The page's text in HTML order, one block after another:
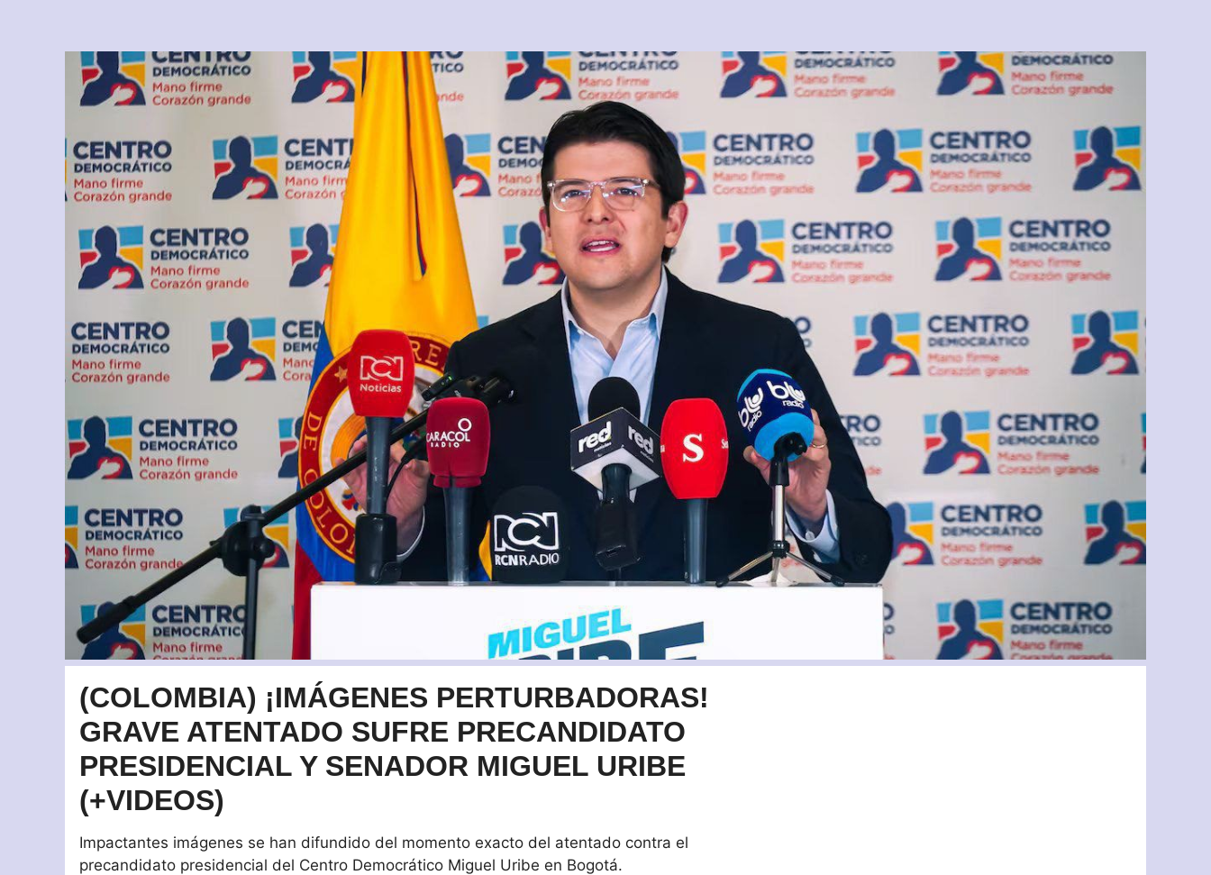
(COLOMBIA) ¡IMÁGENES PERTURBADORAS!
GRAVE ATENTADO SUFRE PRECANDIDATO
PRESIDENCIAL Y SENADOR MIGUEL URIBE
(+VIDEOS)
Impactantes imágenes se han difundido del momento exacto del atentado contra el
precandidato presidencial del Centro Democrático Miguel Uribe en Bogotá.